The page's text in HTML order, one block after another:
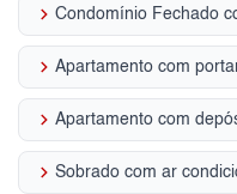
keyboard_arrow_right
keyboard_arrow_right
keyboard_arrow_right
keyboard_arrow_right